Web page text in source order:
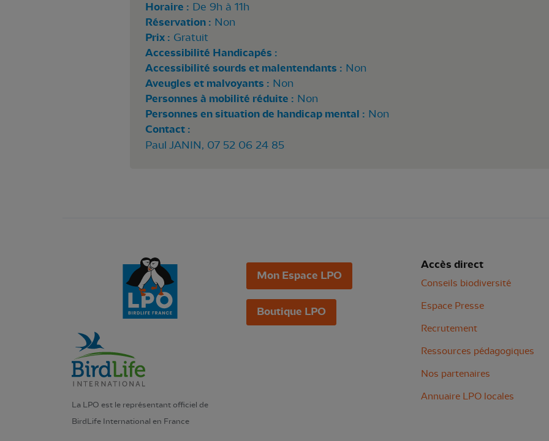
Horaire : De 9h à 11h
Réservation : Non
Prix : Gratuit
Accessibilité Handicapés :
Accessibilité sourds et malentendants : Non
Aveugles et malvoyants : Non
Personnes à mobilité réduite : Non
Personnes en situation de handicap mental : Non
Contact :
Paul JANIN, 07 52 06 24 85
La LPO est le représentant officiel de
BirdLife International en France
Mon Espace LPO
Boutique LPO
Accès direct
Conseils biodiversité
Espace Presse
Recrutement
Ressources pédagogiques
Nos partenaires
Annuaire LPO locales